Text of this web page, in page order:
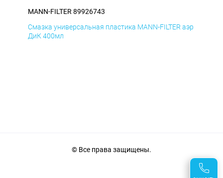
MANN-FILTER 89926743
Смазка универсальная пластика MANN-FILTER аэр
ДиК 400мл
© Все права защищены.